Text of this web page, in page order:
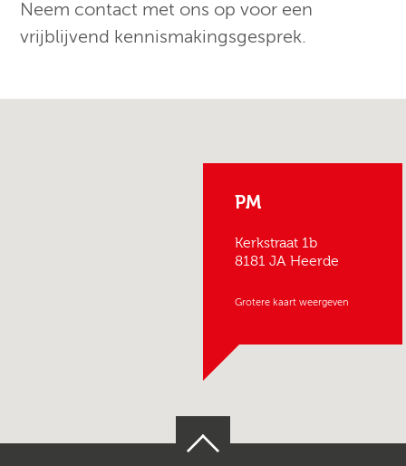
Neem contact met ons op voor een
vrijblijvend kennismakingsgesprek.
PM
Kerkstraat 1b
8181 JA Heerde
Grotere kaart weergeven